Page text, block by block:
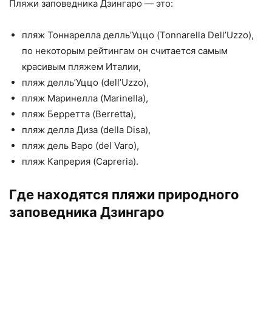
Пляжи заповедника Дзингаро — это:
пляж Тоннарелла делль’Уццо (Tonnarella Dell’Uzzo),
по некоторым рейтингам он считается самым
красивым пляжем Италии,
пляж делль’Уццо (dell’Uzzo),
пляж Маринелла (Marinella),
пляж Берретта (Berretta),
пляж делла Диза (della Disa),
пляж дель Варо (del Varo),
пляж Капрерия (Capreria).
Где находятся пляжи природного
заповедника Дзингаро